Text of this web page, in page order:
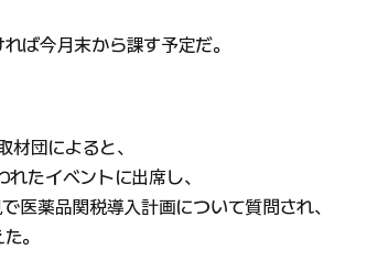
ば今月末から課す予定だ。
団によると、
たイベントに出席し、
薬品関税導入計画について質問され、
。